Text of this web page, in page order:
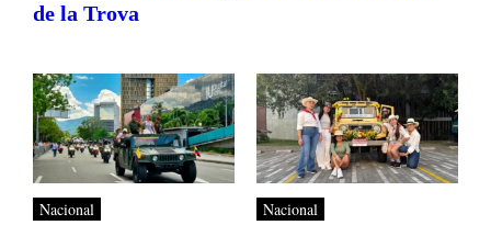
de la Trova
Nacional Nacional